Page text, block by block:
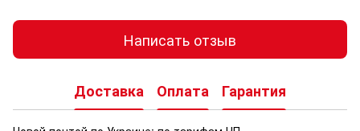
Написать отзыв
Доставка Оплата Гарантия